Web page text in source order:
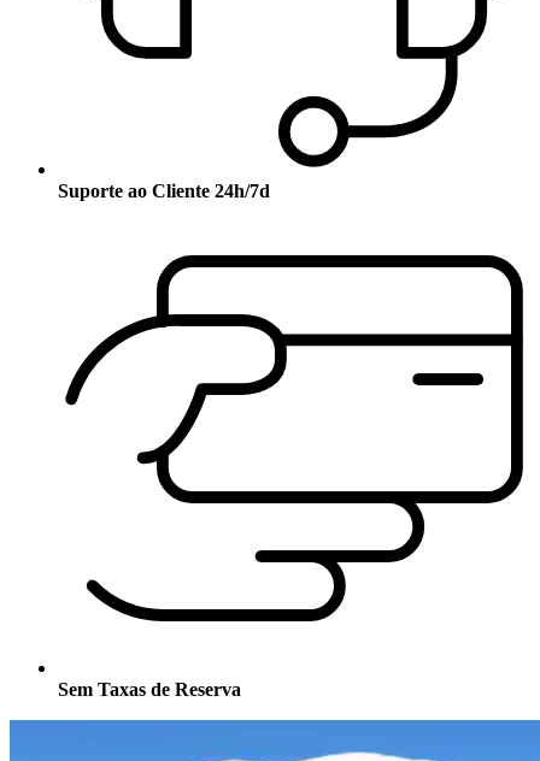
Suporte ao Cliente 24h/7d
Sem Taxas de Reserva